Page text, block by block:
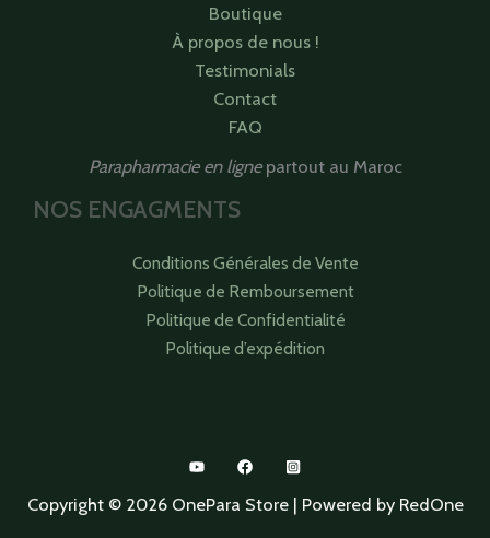
Boutique
À propos de nous !
Testimonials
Contact
FAQ
Parapharmacie en lignepartout au Maroc
NOS ENGAGMENTS
Conditions Générales de Vente
Politique de Remboursement
Politique de Confidentialité
Politique d’expédition
Copyright © 2026 OnePara Store | Powered by RedOne